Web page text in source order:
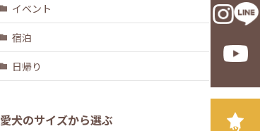
イベント
宿泊
日帰り
愛犬のサイズから選ぶ